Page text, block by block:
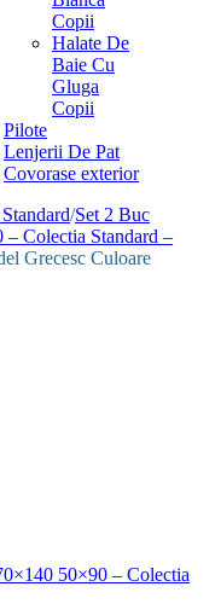
Copii
Halate De
Baie Cu
Gluga
Copii
Pilote
Lenjerii De Pat
Covorase exterior
/Set 2 Buc
Colectia Standard –
Grecesc Culoare
50×90 – Colectia